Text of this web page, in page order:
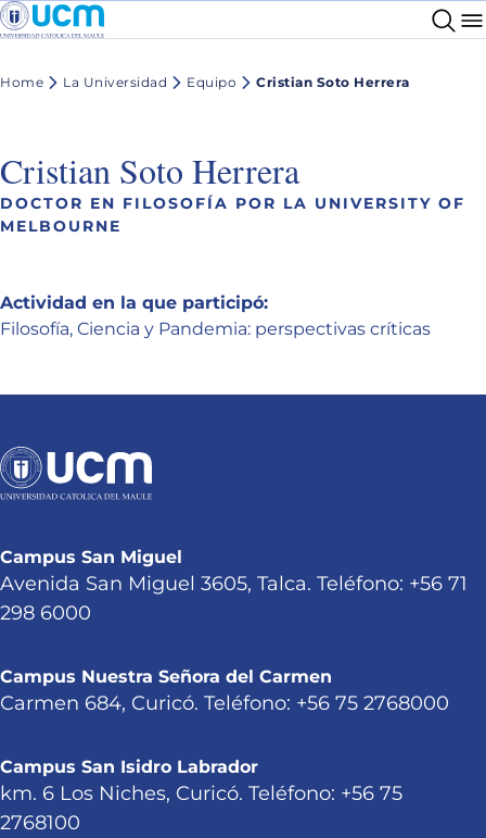
Home La Universidad Equipo Cristian Soto Herrera
Cristian Soto Herrera
DOCTOR EN FILOSOFÍA POR LA UNIVERSITY OF
MELBOURNE
Actividad en la que participó:
Filosofía, Ciencia y Pandemia: perspectivas críticas
Campus San Miguel
Avenida San Miguel 3605, Talca. Teléfono: +56 71
298 6000
Campus Nuestra Señora del Carmen
Carmen 684, Curicó. Teléfono: +56 75 2768000
Campus San Isidro Labrador
km. 6 Los Niches, Curicó. Teléfono: +56 75
2768100